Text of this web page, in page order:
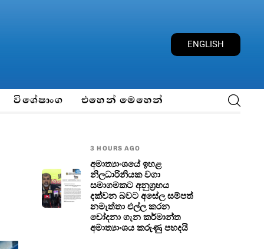
ENGLISH
විශේෂාංග එහෙන් මෙහෙන්
3 HOURS AGO
අමාත්‍යාංශයේ ඉහළ
නිලධාරිනියක වගා
සමාගමකට අනුග්‍රහය
දක්වන බවට අසේල සම්පත්
නමැත්තා එල්ල කරන
චෝදනා ගැන කර්මාන්ත
අමාත්‍යාංශය කරුණු පහදයි